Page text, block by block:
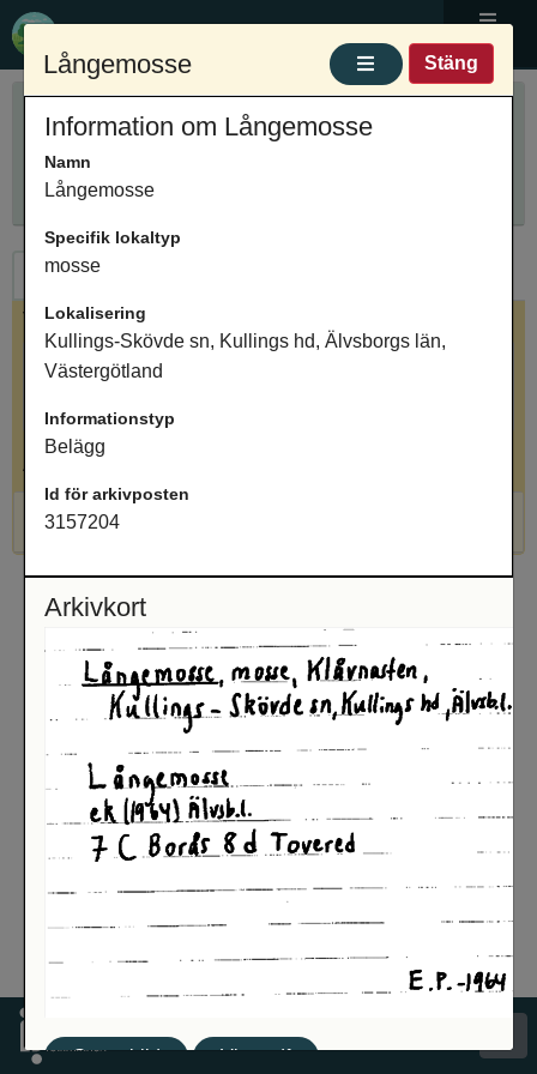
Meny
Sök ortnamn
Ange ortnamn
Innehåller
Ortnamn
Valt ortnamn
Långemosse, terräng, Kullings-Skövde sn, Kullings
Antal arkivposter: 1
Långemosse, mosse, Belägg
Långemosse Stäng
Information om Långemosse
Namn
Långemosse
Specifik lokaltyp
mosse
Lokalisering
Kullings-Skövde sn, Kullings hd, Älvsborgs län,
Västergötland
Informationstyp
Belägg
Id för arkivposten
3157204
Arkivkort
Spara bild Visa pdf